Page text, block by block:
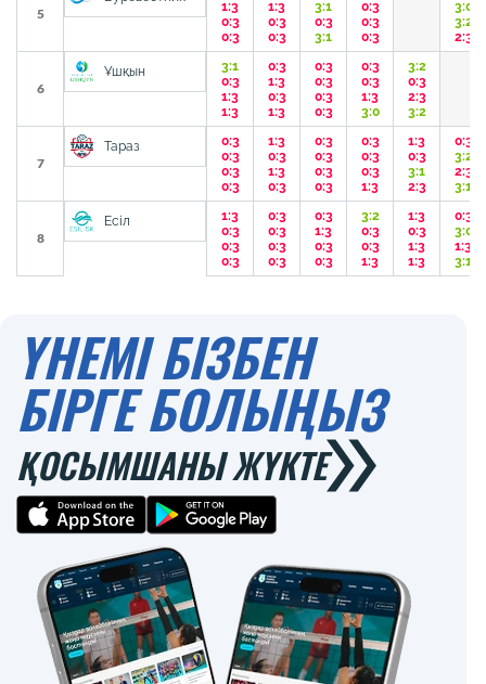
5
1:3
0:3
0:3
1:3
0:3
0:3
3:1
0:3
3:1
0:3
0:3
0:3
3:0
3:2
2:3
6
Ұшқын
3:1
0:3
1:3
1:3
0:3
1:3
0:3
1:3
0:3
0:3
0:3
0:3
0:3
0:3
1:3
3:0
3:2
0:3
2:3
3:2
7
Тараз
0:3
0:3
0:3
0:3
1:3
0:3
1:3
0:3
0:3
0:3
0:3
0:3
0:3
0:3
0:3
1:3
1:3
0:3
3:1
2:3
0:3
3:2
2:3
3:1
8
Есіл
1:3
0:3
0:3
0:3
0:3
0:3
0:3
0:3
0:3
1:3
0:3
0:3
3:2
0:3
0:3
1:3
1:3
0:3
1:3
1:3
0:3
3:0
1:3
3:1
ҮНЕМІ БІЗБЕН
БІРГЕ БОЛЫҢЫЗ
ҚОСЫМШАНЫ ЖҮКТЕ